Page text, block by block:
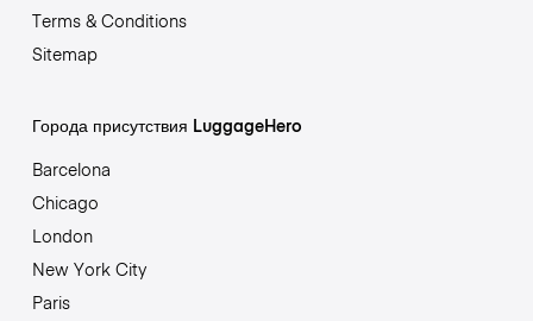
Terms & Conditions
Sitemap
Города присутствия LuggageHero
Barcelona
Chicago
London
New York City
Paris